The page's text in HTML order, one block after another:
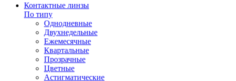
Контактные линзы
По типу
Однодневные
Двухнедельные
Ежемесячные
Квартальные
Прозрачные
Цветные
Астигматические